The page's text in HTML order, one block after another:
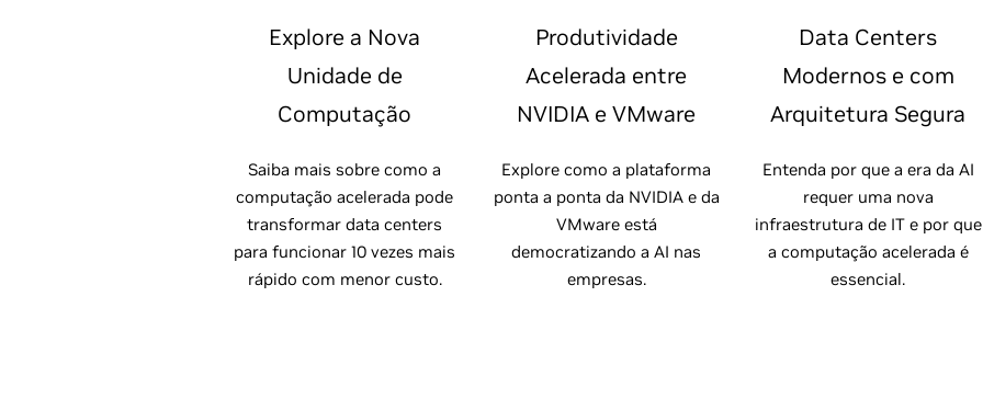
Explore a Nova
Unidade de
Computação
Saiba mais sobre como a
computação acelerada pode
transformar data centers
para funcionar 10 vezes mais
rápido com menor custo.
Produtividade
Acelerada entre
NVIDIA e VMware
Explore como a plataforma
ponta a ponta da NVIDIA e da
VMware está
democratizando a AI nas
empresas.
Data Centers
Modernos e com
Arquitetura Segura
Entenda por que a era da AI
requer uma nova
infraestrutura de IT e por que
a computação acelerada é
essencial.